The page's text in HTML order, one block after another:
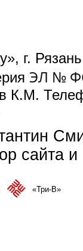
г.
ЭЛ №
К.М.
сайта
is external)«Три-В»